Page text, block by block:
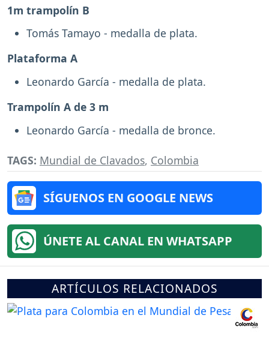
1m trampolín B
Tomás Tamayo - medalla de plata.
Plataforma A
Leonardo García - medalla de plata.
Trampolín A de 3 m
Leonardo García - medalla de bronce.
TAGS: Mundial de Clavados, Colombia
SÍGUENOS EN GOOGLE NEWS
ÚNETE AL CANAL EN WHATSAPP
ARTÍCULOS RELACIONADOS